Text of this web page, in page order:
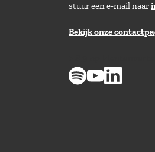
stuur een e-mail naar
Bekijk onze